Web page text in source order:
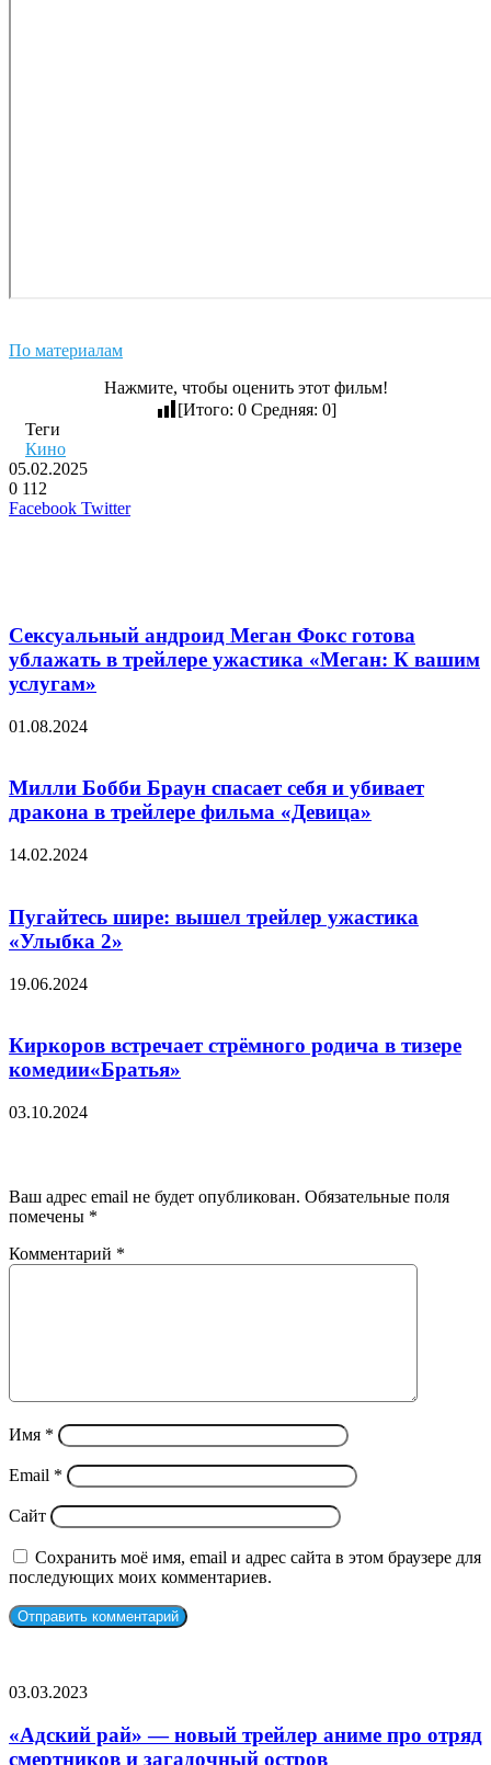
По материалам
Нажмите, чтобы оценить этот фильм!
[Итого: 0Средняя: 0]
Теги
Кино
05.02.2025
0 112
Facebook TwitterLinkedIn
Pinterest
Вконтакте
Одноклассники
Skype
WhatsApp
Telegram
Viber
Сексуальный андроид Меган Фокс готова
ублажать в трейлере ужастика «Меган: К вашим
услугам»
01.08.2024
Милли Бобби Браун спасает себя и убивает
дракона в трейлере фильма «Девица»
14.02.2024
Пугайтесь шире: вышел трейлер ужастика
«Улыбка 2»
19.06.2024
Киркоров встречает стрёмного родича в тизере
комедии«Братья»
03.10.2024
Ваш адрес email не будет опубликован. Обязательные поля
помечены *
Комментарий *
Имя *
Email *
Сайт
Сохранить моё имя, email и адрес сайта в этом браузере для
последующих моих комментариев.
«Адский
—
новый
03.03.2023
«Адский рай» — новый трейлер аниме про отряд
смертников и загадочный остров